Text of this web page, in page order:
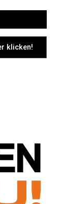
klicken!